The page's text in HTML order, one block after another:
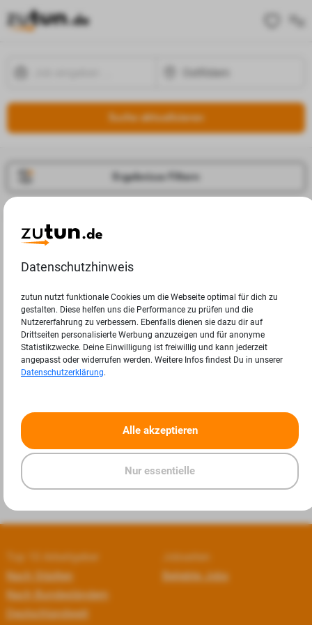
Suche aktualisieren
Ergebnisse Filtern
Deine Suchanfrage in Ostfildern ergab leider keine
Top 10 Arbeitgeber
Nach Städten
Nach Bundesländern
Deutschlandweit
Jobseiten
Beliebte Jobs
Datenschutzhinweis
zutun nutzt funktionale Cookies um die Webseite optimal für dich zu
gestalten. Diese helfen uns die Performance zu prüfen und die
Nutzererfahrung zu verbessern. Ebenfalls dienen sie dazu dir auf
Drittseiten personalisierte Werbung anzuzeigen und für anonyme
Statistikzwecke. Deine Einwilligung ist freiwillig und kann jederzeit
angepasst oder widerrufen werden. Weitere Infos findest Du in unserer
Datenschutzerklärung.
Alle akzeptieren
Nur essentielle